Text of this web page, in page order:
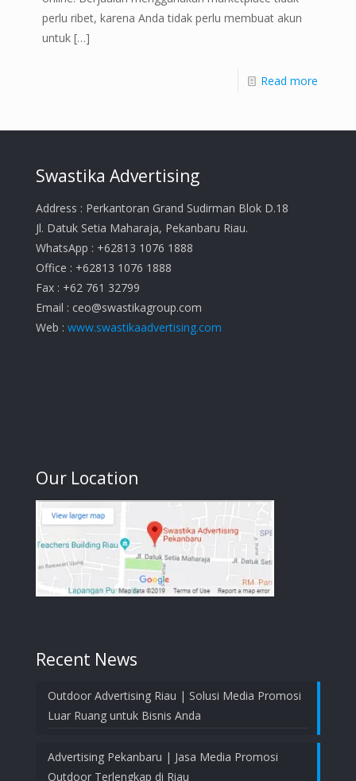
perlu ribet, karena Anda tidak perlu membuat akun
untuk […]
Read more
Swastika Advertising
Address : Perkantoran Grand Sudirman Blok D.18
Jl. Datuk Setia Maharaja, Pekanbaru Riau.
WhatsApp : +62813 1076 1888
Office : +62813 1076 1888
Fax : +62 761 32799
Email : ceo@swastikagroup.com
Web : www.swastikaadvertising.com
Our Location
Recent News
Outdoor Advertising Riau | Solusi Media Promosi
Luar Ruang untuk Bisnis Anda
Advertising Pekanbaru | Jasa Media Promosi
Outdoor Terlengkap di Riau